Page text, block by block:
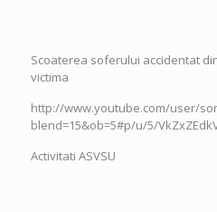
Scoaterea soferului accidentat
victima
http://www.youtube.com/user/
blend=15&ob=5#p/u/5/
Activitati ASVSU